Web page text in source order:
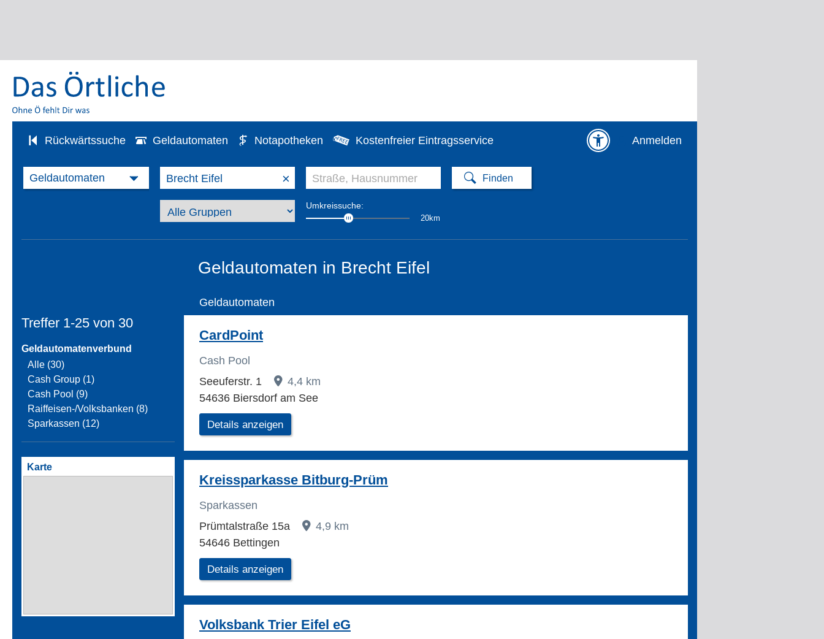
Rückwärtssuche Geldautomaten Notapotheken Kostenfreier Eintragsservice Anmelden
×
Umkreissuche:
20km
Geldautomaten in Brecht Eifel
Treffer 1-25 von 30
Geldautomatenverbund
Alle (30)
Cash Group (1)
Cash Pool (9)
Raiffeisen-/Volksbanken (8)
Sparkassen (12)
Geldautomaten
CardPoint
Cash Pool
Seeuferstr. 1
4,4 km
54636 Biersdorf am See
Details anzeigen
Kreissparkasse Bitburg-Prüm
Sparkassen
Prümtalstraße 15a
4,9 km
54646 Bettingen
Details anzeigen
Volksbank Trier Eifel eG
Karte